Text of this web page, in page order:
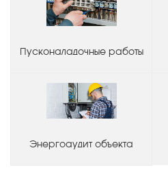
Пусконаладочные работы
Энергоаудит объекта